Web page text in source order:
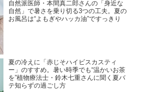
自然派医師・本間真二郎さんの「身近な
自然」で暑さを乗り切る3つの工夫。夏の
お風呂は“よもぎやハッカ油”ですっきり
夏の冷えに「赤じそハイビスカスティ
ー」のすすめ。暑い時季でも“温かいお茶
を”植物療法士・鈴木七重さんに聞く夏バ
テ知らずの過ごし方